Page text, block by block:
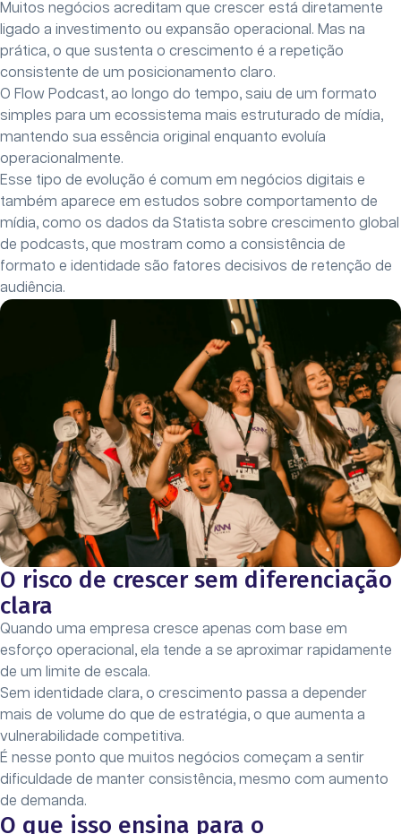
Muitos negócios acreditam que crescer está diretamente
ligado a investimento ou expansão operacional. Mas na
prática, o que sustenta o crescimento é a repetição
consistente de um posicionamento claro.
O Flow Podcast, ao longo do tempo, saiu de um formato
simples para um ecossistema mais estruturado de mídia,
mantendo sua essência original enquanto evoluía
operacionalmente.
Esse tipo de evolução é comum em negócios digitais e
também aparece em estudos sobre comportamento de
mídia, como os dados da Statista sobre crescimento global
de podcasts, que mostram como a consistência de
formato e identidade são fatores decisivos de retenção de
audiência.
O risco de crescer sem diferenciação
clara
Quando uma empresa cresce apenas com base em
esforço operacional, ela tende a se aproximar rapidamente
de um limite de escala.
Sem identidade clara, o crescimento passa a depender
mais de volume do que de estratégia, o que aumenta a
vulnerabilidade competitiva.
É nesse ponto que muitos negócios começam a sentir
dificuldade de manter consistência, mesmo com aumento
de demanda.
O que isso ensina para o